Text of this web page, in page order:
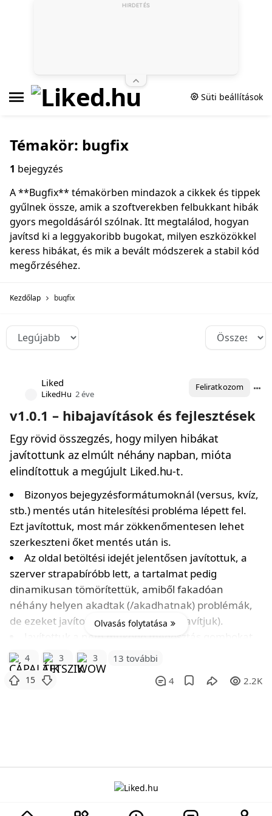
Süti beállítások
Témakör: bugfix
1 bejegyzés
A **Bugfix** témakörben mindazok a cikkek és tippek
gyűlnek össze, amik a szoftverekben felbukkant hibák
gyors megoldásáról szólnak. Itt megtalálod, hogyan
javítsd ki a leggyakoribb bugokat, milyen eszközökkel
keress hibákat, és mik a bevált módszerek a stabil kód
megőrzéséhez.
Kezdőlap bugfix
Liked
LikedHu 2 éve
Feliratkozom
v1.0.1 – hibajavítások és fejlesztések
Egy rövid összegzés, hogy milyen hibákat
javítottunk az elmúlt néhány napban, mióta
elindítottuk a megújult Liked.hu-t.
Bizonyos bejegyzésformátumoknál (versus, kvíz,
stb.) mentés után hitelesítési probléma lépett fel.
Ezt javítottuk, most már zökkenőmentesen lehet
szerkeszteni őket mentés után is.
Az oldal betöltési idejét jelentősen javítottuk, a
szerver strapabíróbb lett, a tartalmat pedig
dinamikusan tömörítettük, amiből fakadóan
néhány helyen akadtak (/akadhatnak) problémák,
de ezeket javítottuk (/folyamatosan javítjuk).
Javítottuk a nem működő megosztás gombokat.
Bejegyzés oldalon az alsó lebegő
Olvasás folytatása
4 3 3 13 további
15 4 2.2K
A projektről Adatvédelem Szabályzat
HIRDETÉS